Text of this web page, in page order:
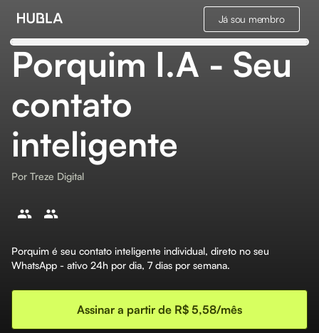
Já sou membro
Porquim I.A - Seu
contato
inteligente
Por Treze Digital
Porquim é seu contato inteligente individual, direto no seu
WhatsApp - ativo 24h por dia, 7 dias por semana.
Assinar a partir de R$ 5,58/mês